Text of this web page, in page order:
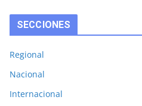
SECCIONES
Regional
Nacional
Internacional